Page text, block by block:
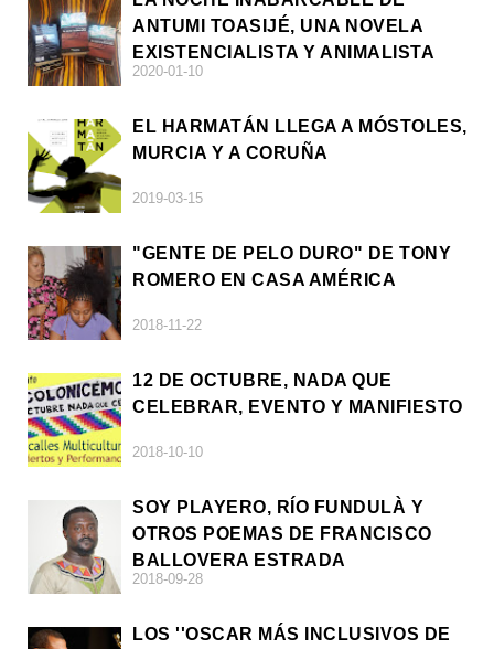
ANTUMI TOASIJÉ, UNA NOVELA
EXISTENCIALISTA Y ANIMALISTA
2020-01-10
EL HARMATÁN LLEGA A MÓSTOLES,
MURCIA Y A CORUÑA
2019-03-15
"GENTE DE PELO DURO" DE TONY
ROMERO EN CASA AMÉRICA
2018-11-22
12 DE OCTUBRE, NADA QUE
CELEBRAR, EVENTO Y MANIFIESTO
2018-10-10
SOY PLAYERO, RÍO FUNDULÀ Y
OTROS POEMAS DE FRANCISCO
BALLOVERA ESTRADA
2018-09-28
LOS ''OSCAR MÁS INCLUSIVOS DE